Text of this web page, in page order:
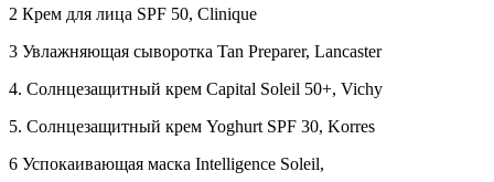
2 Крем для лица SPF 50, Clinique
3 Увлажняющая сыворотка Tan Preparer, Lancaster
4. Солнцезащитный крем Capital Soleil 50+, Vichy
5. Солнцезащитный крем Yoghurt SPF 30, Korres
6 Успокаивающая маска Intelligence Soleil,